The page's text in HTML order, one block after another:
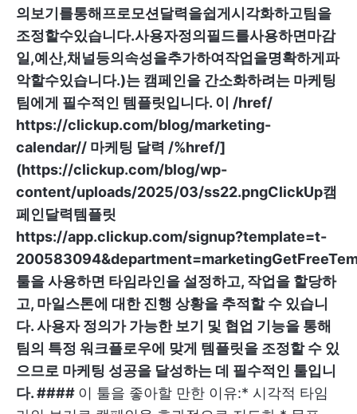
의보기를통해프로모션달력을쉽게시각화하고팀을
조정할수있습니다.사용자정의필드를사용하면마감
일,예산,채널등의속성을추가하여작업을명확하게파
악할수있습니다.)는 캠페인을 간소화하려는 마케팅
팀에게 필수적인 템플릿입니다. 이 /href/
https://clickup.com/blog/marketing-
calendar// 마케팅 달력 /%href/]
(https://clickup.com/blog/wp-
content/uploads/2025/03/ss22.pngClickUp캠
페인달력템플릿
https://app.clickup.com/signup?template=t-
툴을 사용하면 타임라인을 설정하고, 작업을 할당하
고, 마일스톤에 대한 진행 상황을 추적할 수 있습니
다. 사용자 정의가 가능한 보기 및 협업 기능을 통해
팀의 특정 워크플로우에 맞게 템플릿을 조정할 수 있
으므로 마케팅 성공을 달성하는 데 필수적인 툴입니
다. #### 이 툴을 좋아할 만한 이유:* 시각적 타임